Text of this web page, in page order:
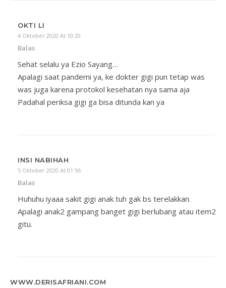
OKTI LI
4 Oktober 2020 At 10:20
Balas
Sehat selalu ya Ezio Sayang…
Apalagi saat pandemi ya, ke dokter gigi pun tetap was
was juga karena protokol kesehatan nya sama aja
Padahal periksa gigi ga bisa ditunda kan ya
INSI NABIHAH
5 Oktober 2020 At 01:56
Balas
Huhuhu iyaaa sakit gigi anak tuh gak bs terelakkan.
Apalagi anak2 gampang banget gigi berlubang atau item2
gitu.
WWW.DERISAFRIANI.COM